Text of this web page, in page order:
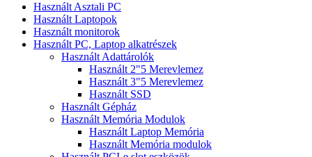
Használt Asztali PC
Használt Laptopok
Használt monitorok
Használt PC, Laptop alkatrészek
Használt Adattárolók
Használt 2"5 Merevlemez
Használt 3"5 Merevlemez
Használt SSD
Használt Gépház
Használt Memória Modulok
Használt Laptop Memória
Használt Memória modulok